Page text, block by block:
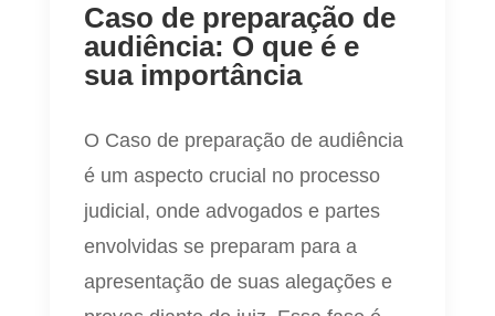
Caso de preparação de
audiência: O que é e
sua importância
O Caso de preparação de audiência
é um aspecto crucial no processo
judicial, onde advogados e partes
envolvidas se preparam para a
apresentação de suas alegações e